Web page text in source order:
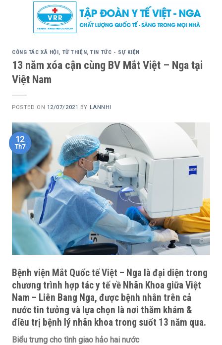
CÔNG TÁC XÃ HỘI, TỪ THIỆN,TIN TỨC - SỰ KIỆN
13 năm xóa cận cùng BV Mắt Việt – Nga tại
Việt Nam
POSTED ON 12/07/2021 BY LANNHI
12
Th7
Bệnh viện Mắt Quốc tế Việt – Nga là đại diện trong
chương trình hợp tác y tế về Nhãn Khoa giữa Việt
Nam – Liên Bang Nga, được bệnh nhân trên cả
nước tin tưởng và lựa chọn là nơi thăm khám &
điều trị bệnh lý nhãn khoa trong suốt 13 năm qua.
Biểu trưng cho tình giao hảo hai nước